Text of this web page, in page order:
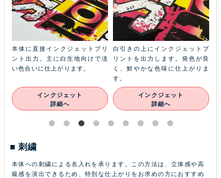
本体に直接インクジェットプリ
ント出力。主に白生地向けで淡
い色合いに仕上がります。
インクジェット
詳細へ
白引きの上にインクジェットプ
リントを出力します。発色が良
く、鮮やかな色味に仕上がりま
す。
インクジェット
詳細へ
刺繍
本体への刺繍による名入れを承ります。この方法は、立体感や高
級感を演出できるため、特別な仕上がりをお求めの方におすすめ